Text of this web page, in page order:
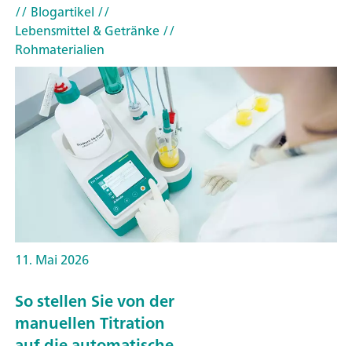
// Blogartikel //
Lebensmittel & Getränke//
Rohmaterialien
11. Mai 2026
So stellen Sie von der
manuellen Titration